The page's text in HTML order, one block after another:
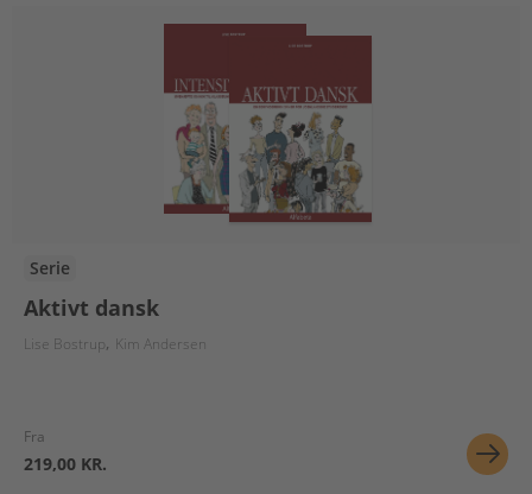
Serie
Aktivt dansk
Lise Bostrup Kim Andersen
Fra
219,00 KR.